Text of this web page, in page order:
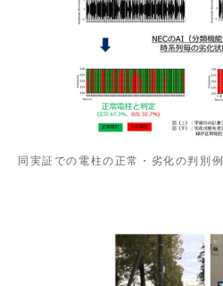
同実証での電柱の正常・劣化の判別例